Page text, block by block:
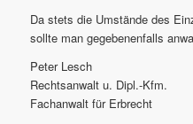
Da stets die Umstände des
sollte man gegebenenfalls
Peter Lesch
Rechtsanwalt u. Dipl.-Kfm.
Fachanwalt für Erbrecht